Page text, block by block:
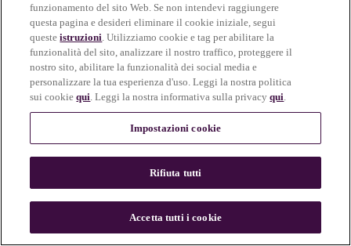
n
funzionamento del sito Web. Se non intendevi raggiungere
questa pagina e desideri eliminare il cookie iniziale, segui
questeistruzioni. Utilizziamo cookie e tag per abilitare la
funzionalità del sito, analizzare il nostro traffico, proteggere il
nostro sito, abilitare la funzionalità dei social media e
personalizzare la tua esperienza d'uso. Leggi la nostra politica
sui cookiequi. Leggi la nostra informativa sulla privacyqui.
Impostazioni cookie
Rifiuta tutti
Accetta tutti i cookie